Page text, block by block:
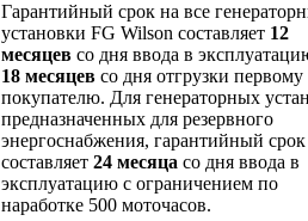
Гарантийный срок на все
установки FG Wilson составляет 12
месяцев со дня ввода в
18 месяцев со дня отгрузки первому
покупателю. Для генераторных
предназначенных для резервного
энергоснабжения, гарантийный срок
составляет 24 месяца со дня ввода в
эксплуатацию с ограничением по
наработке 500 моточасов.